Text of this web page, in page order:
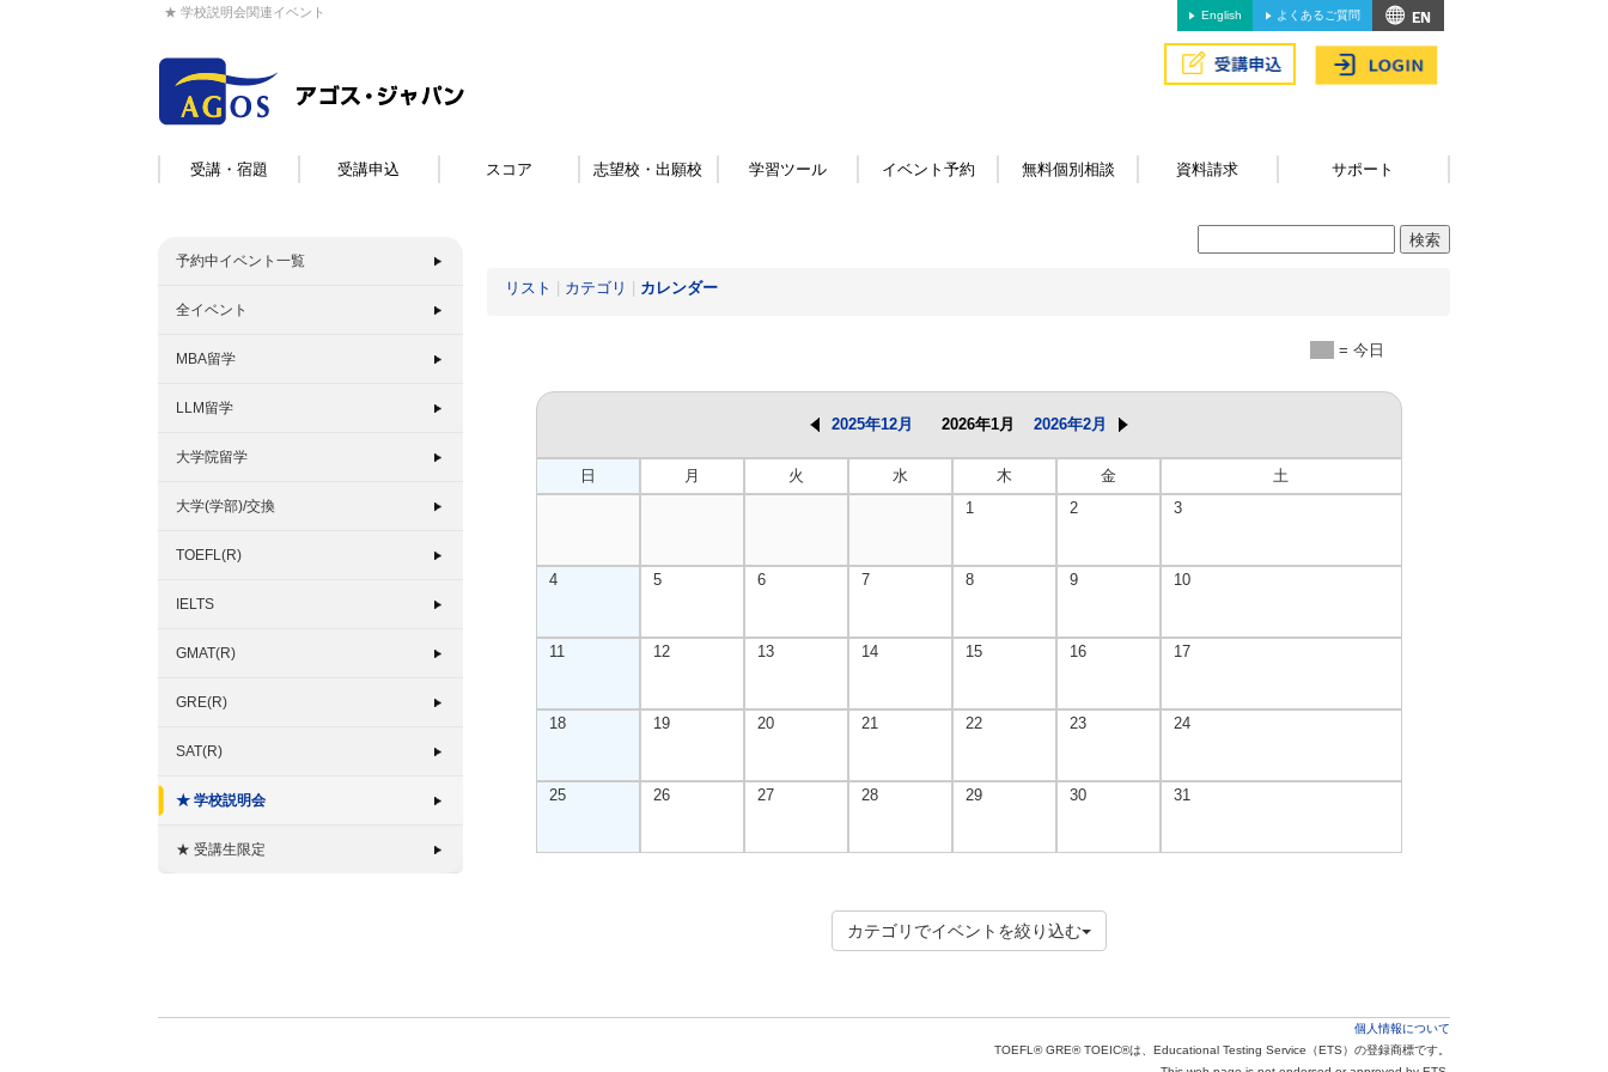
★ 学校説明会関連イベント English よくあるご質問
受講・宿題 受講申込 スコア 志望校・出願校 学習ツール イベント予約 無料個別相談 資料請求 サポート
予約中イベント一覧
全イベント
MBA留学
LLM留学
大学院留学
大学(学部)/交換
TOEFL(R)
IELTS
GMAT(R)
GRE(R)
SAT(R)
★ 学校説明会
★ 受講生限定
リスト カテゴリ カレンダー
= 今日
2025年12月 2026年1月 2026年2月
日 月 火 水 木 金
土
1
2 3
4 5 6 7 8 9 10
11 12 13 14 15 16 17
18 19 20 21 22 23 24
25 26 27 28 29 30 31
カテゴリでイベントを絞り込む
個人情報について
TOEFL® GRE® TOEIC®は、Educational Testing Service（ETS）の登録商標です。